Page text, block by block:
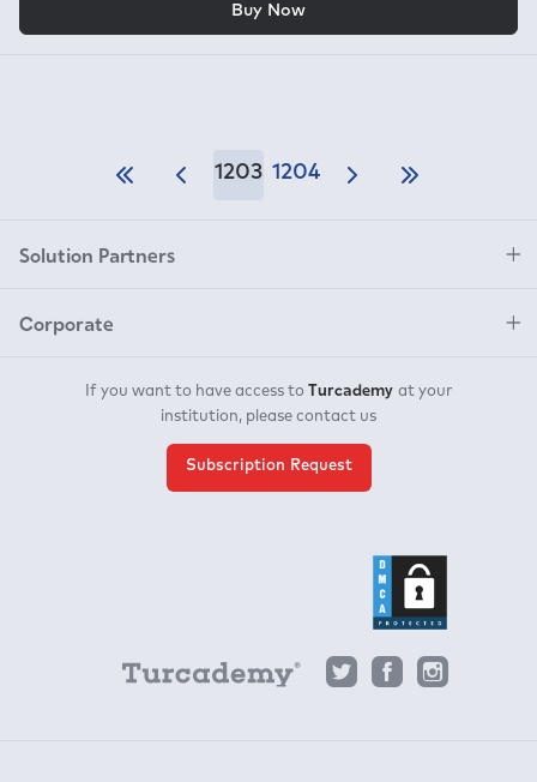
Buy Now
1203 1204
Solution Partners
Corporate
If you want to have access to Turcademy at your
institution, please contact us
Subscription Request